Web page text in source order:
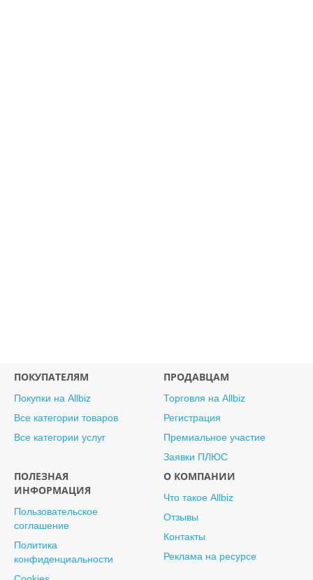
ПОКУПАТЕЛЯМ
Покупки на Allbiz
Все категории товаров
Все категории услуг
ПРОДАВЦАМ
Торговля на Allbiz
Регистрация
Премиальное участие
Заявки ПЛЮС
ПОЛЕЗНАЯ
ИНФОРМАЦИЯ
Пользовательское
соглашение
Политика
конфиденциальности
О КОМПАНИИ
Что такое Allbiz
Отзывы
Контакты
Реклама на ресурсе